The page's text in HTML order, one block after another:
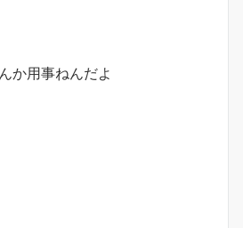
か用事ねんだよ